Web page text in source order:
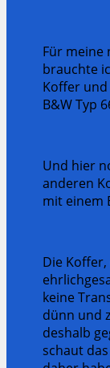
Für meine
brauchte
Koffer
B&W Typ
Und hier
anderen
mit einem
Die
keine
dünn und
deshalb
schaut